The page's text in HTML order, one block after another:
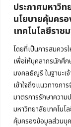
ประกาศมหาวิ
นโยบายคุ้มคร
เทคโนโลยีรา
โดยที่เป็นการสมคว
เพื่อให้บุคลากรนักศึก
มงคลธัญรี ในฐานะเ
เข้าใจถึงแนวทางก
มาตรการรักษาควา
มหาวิทยาลัยเทคโน
คุ้มครองข้อมูลส่วนบุ
คณะบริหารธุรกิจ
มหาวิทยาลัยเทคโ
39 หมู่ 1 ถนนรังสิต
อำเภอคลองหลวง
Phone:+66 (0)
E-mail: